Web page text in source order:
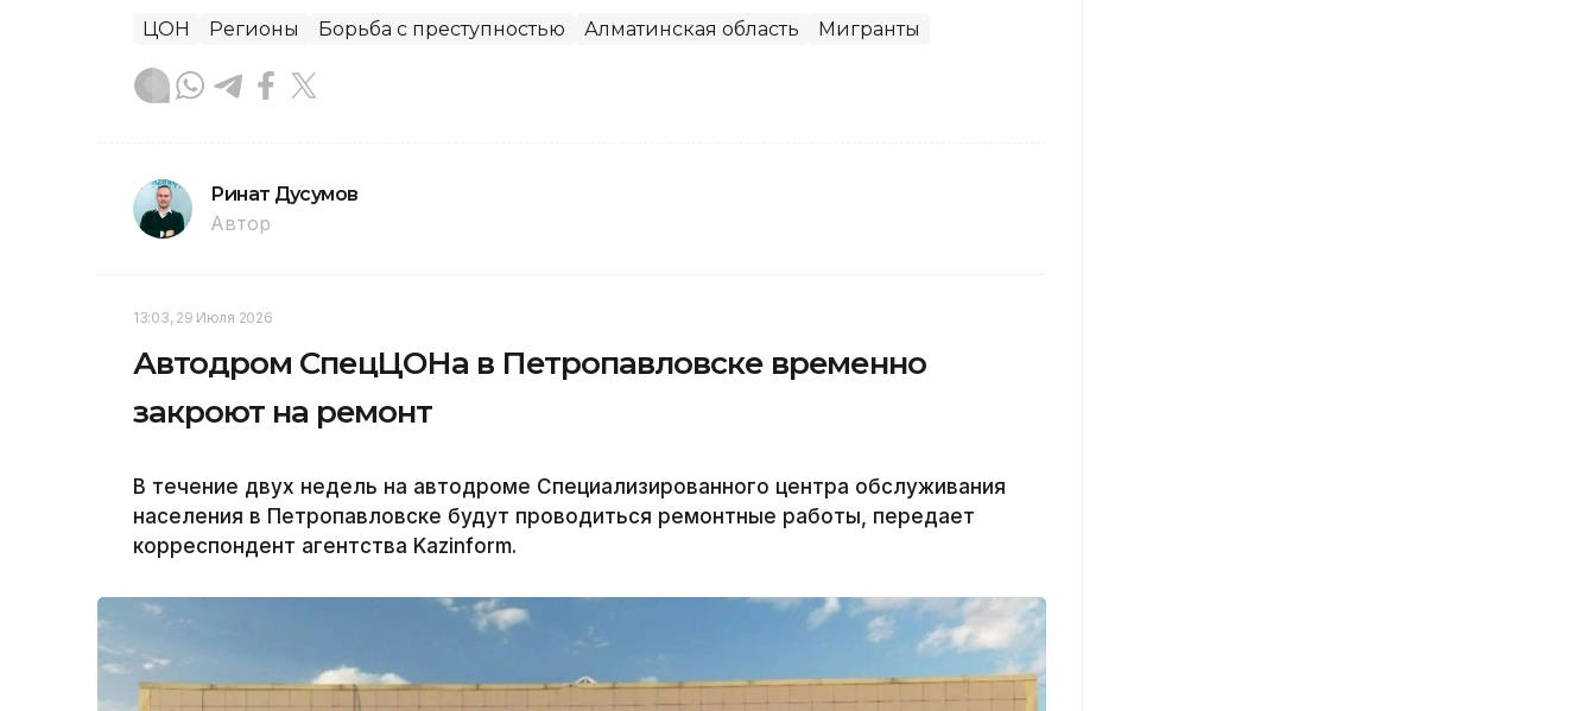
ЦОН Регионы Борьба с преступностью Алматинская область Мигранты
Ринат Дусумов
Автор
13:03, 29 Июля 2026
Автодром СпецЦОНа в Петропавловске временно
закроют на ремонт
В течение двух недель на автодроме Специализированного центра обслуживания
населения в Петропавловске будут проводиться ремонтные работы, передает
корреспондент агентства Kazinform.